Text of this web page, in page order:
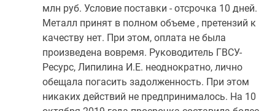
млн руб. Условие поставки - отсрочка 10 дней.
Металл принят в полном объеме , претензий к
качеству нет. При этом, оплата не была
произведена вовремя. Руководитель ГВСУ-
Ресурс, Липилина И.Е. неоднократно, лично
обещала погасить задолженность. При этом
никаких действий не предпринималось. На 10